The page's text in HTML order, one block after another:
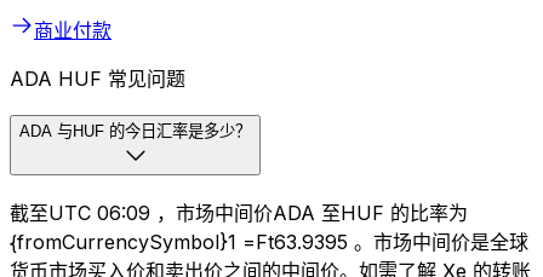
商业付款
ADA HUF 常见问题
ADA 与HUF 的今日汇率是多少？
截至UTC 06:09 ，市场中间价ADA 至HUF 的比率为
{fromCurrencySymbol}1 =Ft63.9395 。市场中间价是全球
货币市场买入价和卖出价之间的中间价。如需了解 Xe 的转账